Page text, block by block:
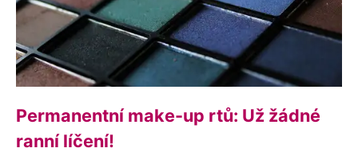
Permanentní make-up rtů: Už žádné
ranní líčení!